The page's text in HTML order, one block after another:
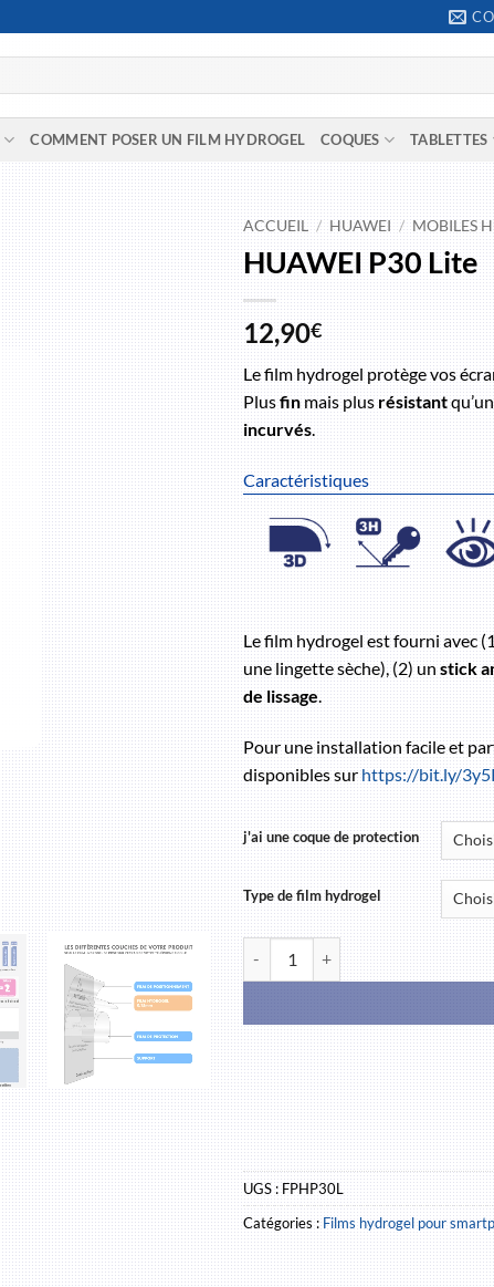
COMMENT POSER UN FILM HYDROGEL COQUES TABLETTES
ACCUEIL / HUAWEI / MOBILES
HUAWEI P30 Lite
12,90€
Le film hydrogel protège vos
Plusfinmais plusrésistant
incurvés.
Caractéristiques
Le film hydrogel est fourni avec
une lingette sèche), (2) unstick
de lissage.
Pour une installation facile et
disponibles surhttps://bit.ly/
j'ai une coque de protection
Type de film hydrogel
quantité de HUAWEI P30 Lite
UGS :FPHP30L
Catégories :Films hydrogel pour